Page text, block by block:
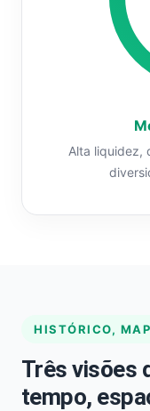
Alta liquidez,
HISTÓRICO,
Três visões
tempo,